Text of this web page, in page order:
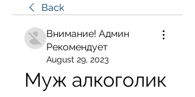
Back
Внимание! Админ
Рекомендует
August 29, 2023
Муж алкоголик